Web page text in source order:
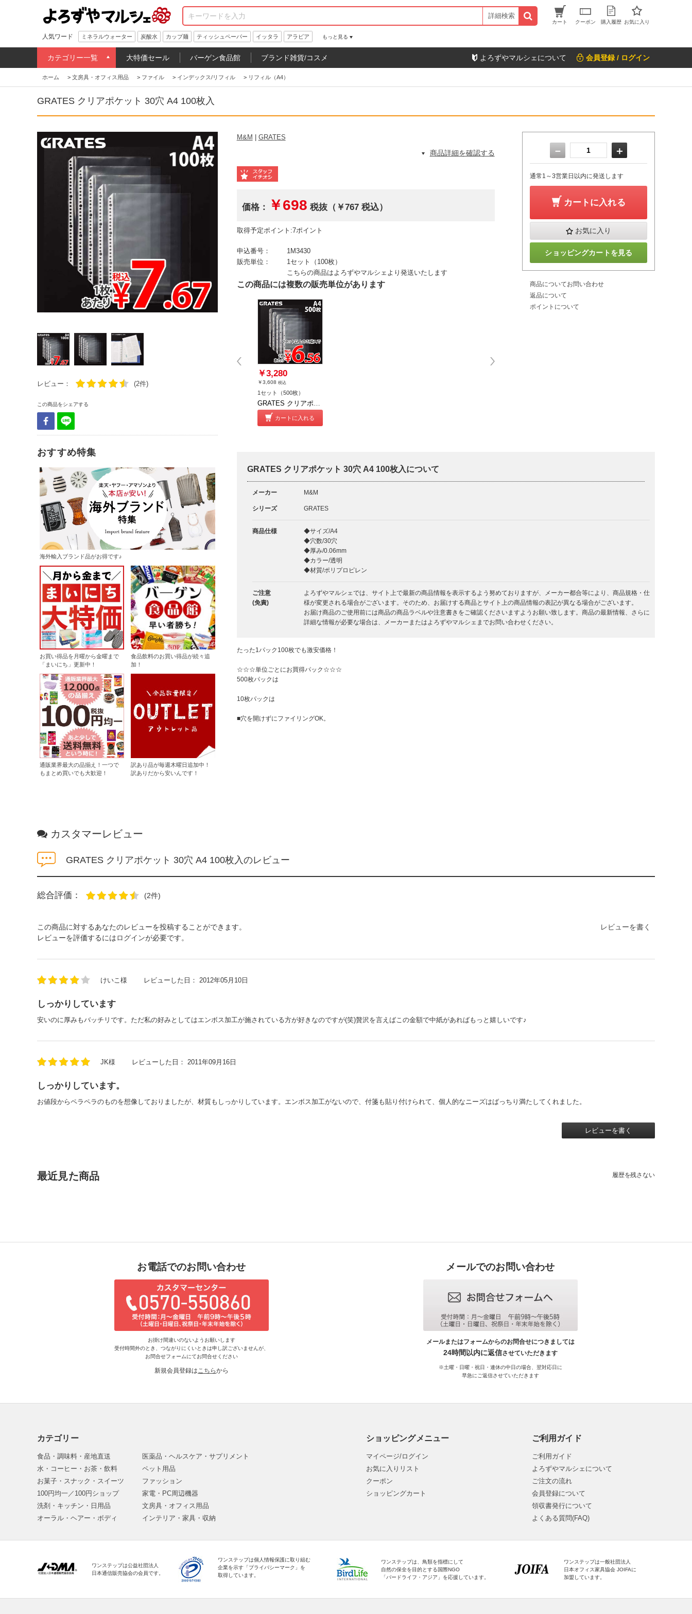
詳細検索
カート クーポン 購入履歴 お気に入り
人気ワード ミネラルウォーター 炭酸水 カップ麺 ティッシュペーパー イッタラ アラビア もっと見る
カテゴリー一覧 大特価セール バーゲン食品館 ブランド雑貨/コスメ よろずやマルシェについて 会員登録 / ログイン
ホーム > 文房具・オフィス用品 > ファイル > インデックス/リフィル > リフィル（A4）
GRATES クリアポケット 30穴 A4 100枚入
レビュー： (2件)
この商品をシェアする
おすすめ特集
海外輸入ブランド品がお得です♪
お買い得品を月曜から金曜まで
「まいにち」更新中！
食品飲料のお買い得品が続々追
加！
通販業界最大の品揃え！一つで
もまとめ買いでも大歓迎！
訳あり品が毎週木曜日追加中！
訳ありだから安いんです！
M&M GRATES
商品詳細を確認する
価格： ￥698 税抜（￥767 税込）
取得予定ポイント:7ポイント
申込番号：
1M3430
販売単位：
1セット（100枚）
こちらの商品はよろずやマルシェより発送いたします
この商品には複数の販売単位があります
￥3,280
￥3,608 税込
1セット（500枚）
GRATES クリアポケット 30穴 A4 100枚入 5個
カートに入れる
－ ＋
通常1～3営業日以内に発送します
カートに入れる
お気に入り
ショッピングカートを見る
商品についてお問い合わせ
返品について
ポイントについて
GRATES クリアポケット 30穴 A4 100枚入について
メーカー M&M
シリーズ GRATES
商品仕様
◆サイズ/A4
◆穴数/30穴
◆厚み/0.06mm
◆カラー/透明
◆材質/ポリプロピレン
ご注意
(免責)
よろずやマルシェでは、サイト上で最新の商品情報を表示するよう努めておりますが、メーカー都合等により、商品規格・仕
様が変更される場合がございます。そのため、お届けする商品とサイト上の商品情報の表記が異なる場合がございます。
お届け商品のご使用前には商品の商品ラベルや注意書きをご確認くださいますようお願い致します。商品の最新情報、さらに
詳細な情報が必要な場合は、メーカーまたはよろずやマルシェまでお問い合わせください。
たった1パック100枚でも激安価格！
☆☆☆単位ごとにお買得パック☆☆☆
500枚パックは
10枚パックは
■穴を開けずにファイリングOK。
カスタマーレビュー
GRATES クリアポケット 30穴 A4 100枚入のレビュー
総合評価： (2件)
この商品に対するあなたのレビューを投稿することができます。
レビューを評価するにはログインが必要です。
レビューを書く
けいこ様 レビューした日： 2012年05月10日
しっかりしています
安いのに厚みもバッチリです。ただ私の好みとしてはエンボス加工が施されている方が好きなのですが(笑)贅沢を言えばこの金額で中紙があればもっと嬉しいです♪
JK様 レビューした日： 2011年09月16日
しっかりしています。
お値段からペラペラのものを想像しておりましたが、材質もしっかりしています。エンボス加工がないので、付箋も貼り付けられて、個人的なニーズはばっちり満たしてくれました。
レビューを書く
最近見た商品 履歴を残さない
お電話でのお問い合わせ
お掛け間違いのないようお願いします
受付時間外のとき、つながりにくいときは申し訳ございませんが、
お問合せフォームにてお問合せください
新規会員登録はこちらから
メールでのお問い合わせ
メールまたはフォームからのお問合せにつきましては
24時間以内に返信させていただきます
※土曜・日曜・祝日・連休の中日の場合、翌対応日に
早急にご返信させていただきます
カテゴリー
食品・調味料・産地直送
水・コーヒー・お茶・飲料
お菓子・スナック・スイーツ
100円均一／100円ショップ
洗剤・キッチン・日用品
オーラル・ヘアー・ボディ
医薬品・ヘルスケア・サプリメント
ペット用品
ファッション
家電・PC周辺機器
文房具・オフィス用品
インテリア・家具・収納
ショッピングメニュー
マイページ/ログイン
お気に入りリスト
クーポン
ショッピングカート
ご利用ガイド
ご利用ガイド
よろずやマルシェについて
ご注文の流れ
会員登録について
領収書発行について
よくある質問(FAQ)
ワンステップは公益社団法人
日本通信販売協会の会員です。
ワンステップは個人情報保護に取り組む
企業を示す「プライバシーマーク」を
取得しています。
ワンステップは、鳥類を指標にして
自然の保全を目的とする国際NGO
「バードライフ・アジア」を応援しています。
ワンステップは一般社団法人
日本オフィス家具協会 JOIFAに
加盟しています。